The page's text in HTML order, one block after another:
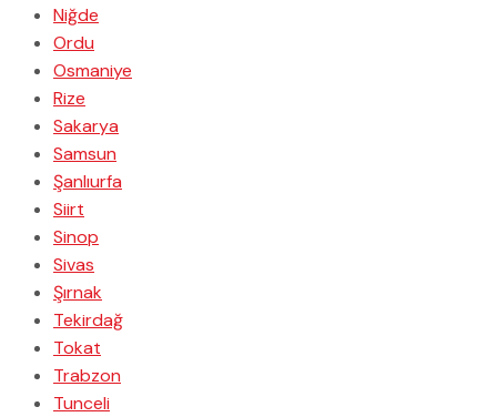
Niğde
Ordu
Osmaniye
Rize
Sakarya
Samsun
Şanlıurfa
Siirt
Sinop
Sivas
Şırnak
Tekirdağ
Tokat
Trabzon
Tunceli